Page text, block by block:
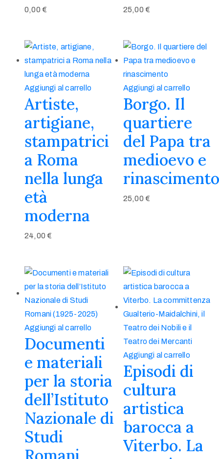
0,00 € 25,00 €
Aggiungi al carrello
Artiste,
artigiane,
stampatrici
a Roma
nella lunga
età
moderna
24,00 €
Aggiungi al carrello
Borgo. Il
quartiere
del Papa tra
medioevo e
rinascimento
25,00 €
Aggiungi al carrello
Documenti
e materiali
per la storia
dell’Istituto
Nazionale di
Studi
Aggiungi al carrello
Episodi di
cultura
artistica
barocca a
Viterbo. La